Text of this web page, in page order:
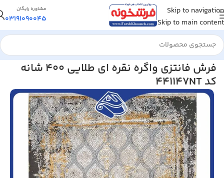
Skip to navigation
Skip to main content
مشاوره رایگان
03191090045
خانه/فرش ماشینی/فرش 440 شانه
فرش فانتزی واگره نقره ای طلایی 400 شانه
کد 441147NT